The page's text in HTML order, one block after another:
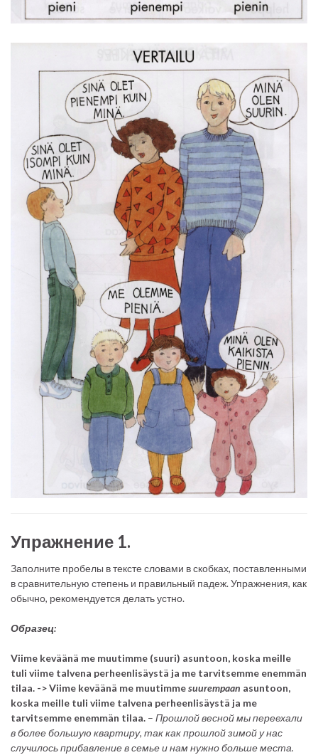
Упражнение 1.
Заполните пробелы в тексте словами в скобках, поставленными
в сравнительную степень и правильный падеж. Упражнения, как
обычно, рекомендуется делать устно.
Образец:
Viime keväänä me muutimme (suuri) asuntoon, koska meille
tuli viime talvena perheenlisäystä ja me tarvitsemme enemmän
tilaa. -> Viime keväänä me muutimmesuurempaan asuntoon,
koska meille tuli viime talvena perheenlisäystä ja me
tarvitsemme enemmän tilaa. – Прошлой весной мы переехали
в более большую квартиру, так как прошлой зимой у нас
случилось прибавление в семье и нам нужно больше места.